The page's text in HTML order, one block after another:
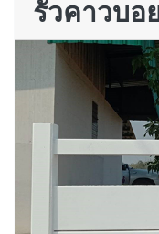
รั้วคาวบอ